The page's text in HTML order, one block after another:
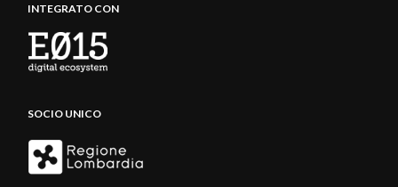
INTEGRATO CON
SOCIO UNICO